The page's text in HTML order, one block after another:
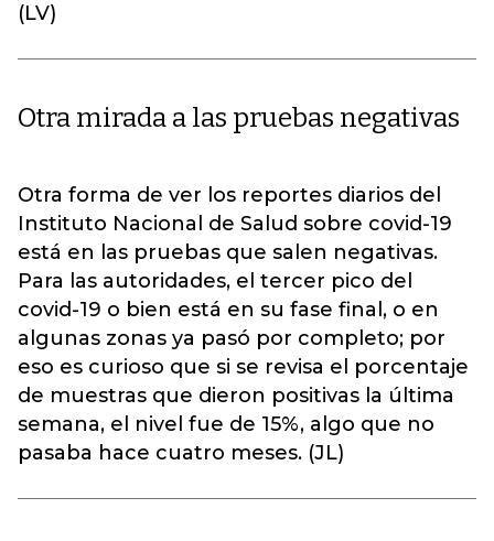
(LV)
Otra mirada a las pruebas negativas
Otra forma de ver los reportes diarios del
Instituto Nacional de Salud sobre covid-19
está en las pruebas que salen negativas.
Para las autoridades, el tercer pico del
covid-19 o bien está en su fase final, o en
algunas zonas ya pasó por completo; por
eso es curioso que si se revisa el porcentaje
de muestras que dieron positivas la última
semana, el nivel fue de 15%, algo que no
pasaba hace cuatro meses. (JL)